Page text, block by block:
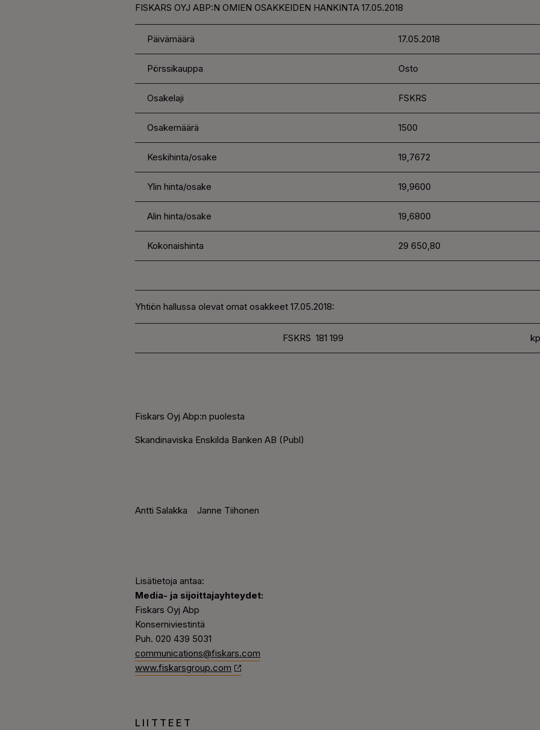
FISKARS OYJ ABP:N OMIEN OSAKKEIDEN HANKINTA 17.05.2018
Päivämäärä 17.05.2018
Pörssikauppa Osto
Osakelaji FSKRS
Osakemäärä 1500
Keskihinta/osake 19,7672
Ylin hinta/osake 19,9600
Alin hinta/osake 19,6800
Kokonaishinta 29 650,80
Yhtiön hallussa olevat omat osakkeet 17.05.2018:
FSKRS 181 199
Fiskars Oyj Abp:n puolesta
Skandinaviska Enskilda Banken AB (Publ)
Antti Salakka Janne Tiihonen
Lisätietoja antaa:
Media- ja sijoittajayhteydet:
Fiskars Oyj Abp
Konserniviestintä
Puh. 020 439 5031
communications@fiskars.com
www.fiskarsgroup.com
LIITTEET